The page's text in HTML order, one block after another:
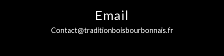
Email
contact@traditionboisbourbonnais.fr